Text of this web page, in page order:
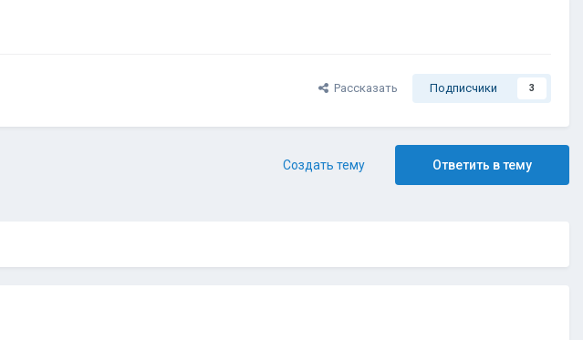
Рассказать Подписчики 3
Ответить в тему
Создать тему